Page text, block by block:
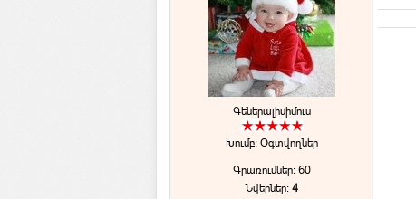
Գեներալիսիմուս
Խումբ: Օգտվողներ
Գրառումներ: 60
Նվերներ: 4